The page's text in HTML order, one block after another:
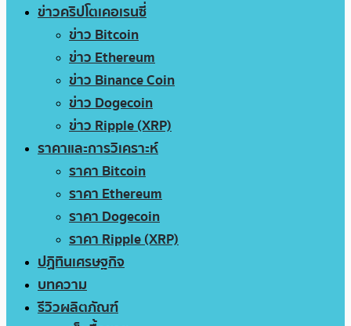
ข่าวคริปโตเคอเรนซี่
ข่าว Bitcoin
ข่าว Ethereum
ข่าว Binance Coin
ข่าว Dogecoin
ข่าว Ripple (XRP)
ราคาและการวิเคราะห์
ราคา Bitcoin
ราคา Ethereum
ราคา Dogecoin
ราคา Ripple (XRP)
ปฏิทินเศรษฐกิจ
บทความ
รีวิวผลิตภัณฑ์